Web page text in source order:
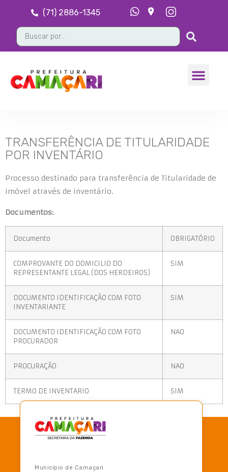
(71) 2886-1345
TRANSFERÊNCIA DE TITULARIDADE
POR INVENTÁRIO
Processo destinado para transferência de Titularidade de
imóvel através de inventário.
Documentos:
Documento OBRIGATÓRIO
COMPROVANTE DO DOMICILIO DO
REPRESENTANTE LEGAL (DOS HERDEIROS)
SIM
DOCUMENTO IDENTIFICAÇÃO COM FOTO
INVENTARIANTE
SIM
DOCUMENTO IDENTIFICAÇÃO COM FOTO
PROCURADOR
NAO
PROCURAÇÃO NAO
TERMO DE INVENTARIO SIM
Município de Camaçari